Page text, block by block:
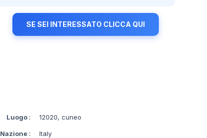
SE SEI INTERESSATO CLICCA QUI
Luogo : 12020, cuneo
Nazione : Italy